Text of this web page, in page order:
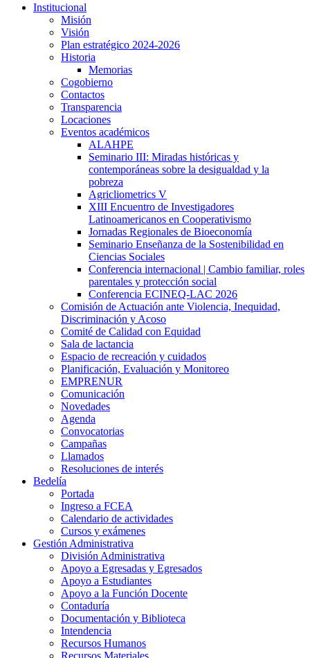
Institucional
Misión
Visión
Plan estratégico 2024-2026
Historia
Memorias
Cogobierno
Contactos
Transparencia
Locaciones
Eventos académicos
ALAHPE
Seminario III: Miradas históricas y
contemporáneas sobre la desigualdad y la
pobreza
Agricliometrics V
XIII Encuentro de Investigadores
Latinoamericanos en Cooperativismo
Jornadas Regionales de Bioeconomía
Seminario Enseñanza de la Sostenibilidad en
Ciencias Sociales
Conferencia internacional | Cambio familiar, roles
parentales y protección social
Conferencia ECINEQ-LAC 2026
Comisión de Actuación ante Violencia, Inequidad,
Discriminación y Acoso
Comité de Calidad con Equidad
Sala de lactancia
Espacio de recreación y cuidados
Planificación, Evaluación y Monitoreo
EMPRENUR
Comunicación
Novedades
Agenda
Convocatorias
Campañas
Llamados
Resoluciones de interés
Bedelía
Portada
Ingreso a FCEA
Calendario de actividades
Cursos y exámenes
Gestión Administrativa
División Administrativa
Apoyo a Egresadas y Egresados
Apoyo a Estudiantes
Apoyo a la Función Docente
Contaduría
Documentación y Biblioteca
Intendencia
Recursos Humanos
Recursos Materiales